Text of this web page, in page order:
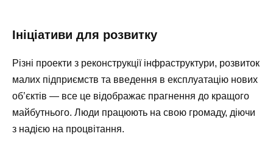
Ініціативи для розвитку
Різні проекти з реконструкції інфраструктури, розвиток
малих підприємств та введення в експлуатацію нових
об’єктів — все це відображає прагнення до кращого
майбутнього. Люди працюють на свою громаду, діючи
з надією на процвітання.